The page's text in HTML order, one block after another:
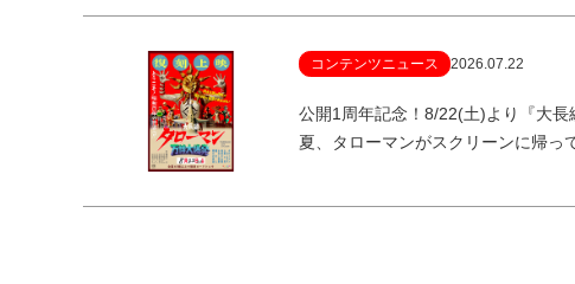
コンテンツニュース 2026.07.22
公開1周年記念！8/22(土)より『大
夏、タローマンがスクリーンに帰っ